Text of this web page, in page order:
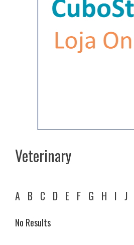
Veterinary
A B C D E F G H I J
No Results